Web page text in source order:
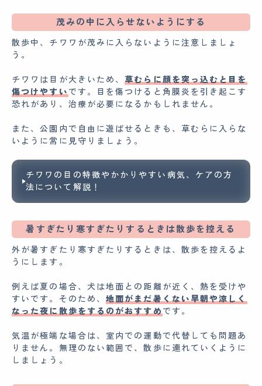
茂みの中に入らせないようにする
散歩中、チワワが茂みに入らないように注意しましょ
う。
チワワは目が大きいため、草むらに顔を突っ込むと目を
傷つけやすいです。目を傷つけると角膜炎を引き起こす
恐れがあり、治療が必要になるかもしれません。
また、公園内で自由に遊ばせるときも、草むらに入らな
いように常に見守りましょう。
チワワの目の特徴やかかりやすい病気、ケアの方
法について解説！
暑すぎたり寒すぎたりするときは散歩を控える
外が暑すぎたり寒すぎたりするときは、散歩を控えるよ
うにします。
例えば夏の場合、犬は地面との距離が近く、熱を受けや
すいです。そのため、地面がまだ暑くない早朝や涼しく
なった夜に散歩をするのがおすすめです。
気温が極端な場合は、室内での運動で代替しても問題あ
りません。無理のない範囲で、散歩に連れていくように
しましょう。